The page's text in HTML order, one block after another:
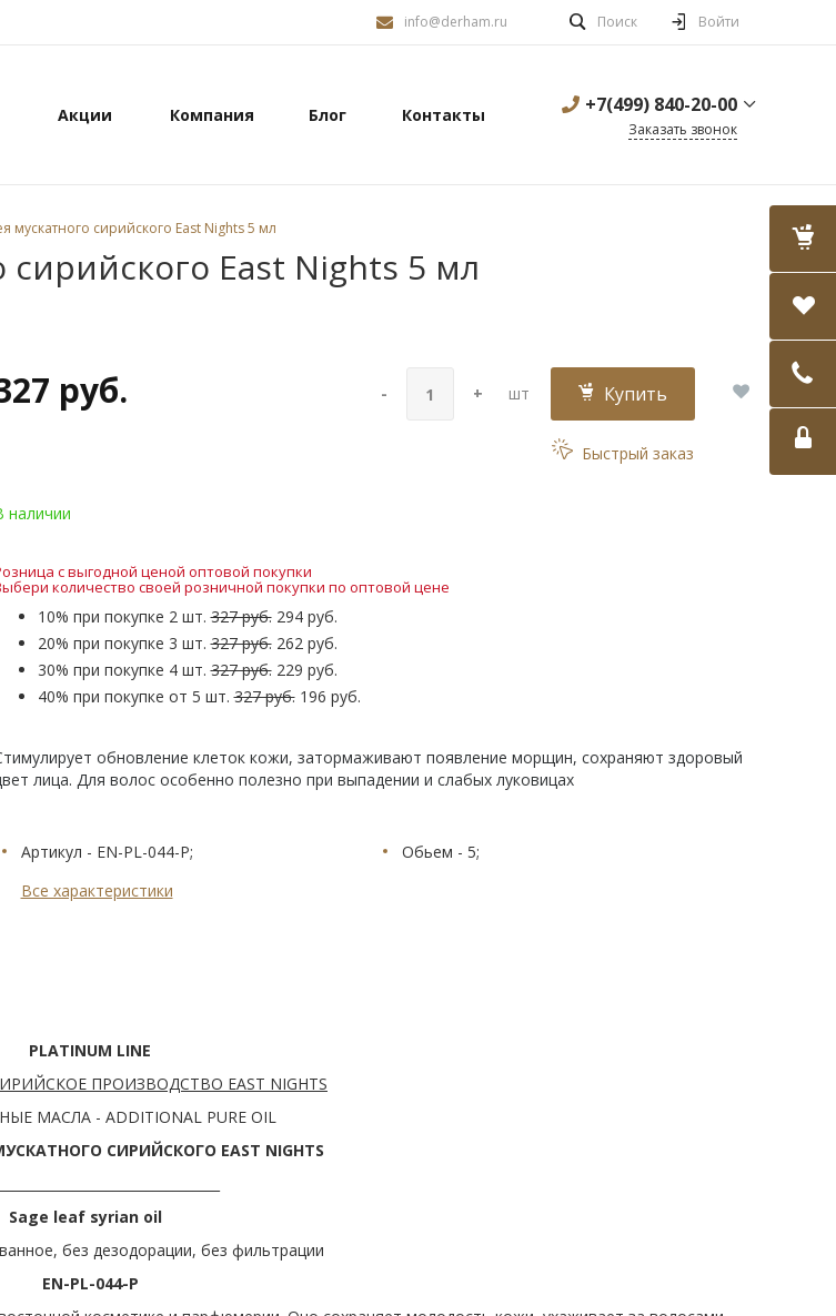
info@derham.ru Поиск Войти
Акции Компания Блог Контакты +7(499) 840-20-00
Заказать звонок
мускатного сирийского East Nights 5 мл
East Nights 5 мл
руб. - + шт Купить
Быстрый заказ
наличии
с выгодной ценой оптовой покупки
количество своей розничной покупки по оптовой цене
10% при покупке 2 шт.327 руб.294 руб.
20% при покупке 3 шт.327 руб.262 руб.
30% при покупке 4 шт.327 руб.229 руб.
40% при покупке от 5 шт.327 руб.196 руб.
обновление клеток кожи, затормаживают появление морщин, сохраняют здоровый
лица. Для волос особенно полезно при выпадении и слабых луковицах
Артикул - EN-PL-044-P;
Обьем - 5;
Все характеристики
PLATINUM LINE
ПРОИЗВОДСТВО EAST NIGHTS
МАСЛА - ADDITIONAL PURE OIL
СИРИЙСКОГО EAST NIGHTS
Sage leaf syrian oil
без дезодорации, без фильтрации
EN-PL-044-P